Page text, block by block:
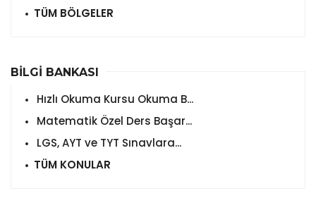
TÜM BÖLGELER
BİLGİ BANKASI
Hızlı Okuma Kursu Okuma B...
Matematik Özel Ders Başar...
LGS, AYT ve TYT Sınavlara...
TÜM KONULAR